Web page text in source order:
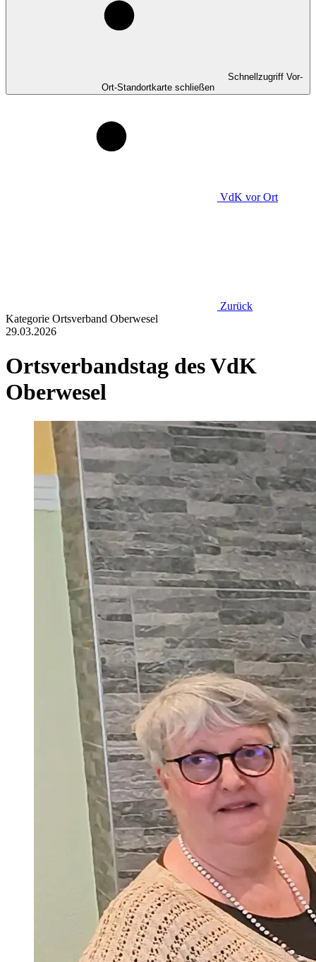
Schnellzugriff Vor-
Ort-Standortkarte schließen
VdK vor Ort
Zurück
Kategorie Ortsverband Oberwesel
29.03.2026
Ortsverbandstag des VdK
Oberwesel